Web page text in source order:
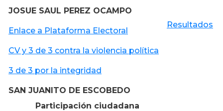
JOSUE SAUL PEREZ OCAMPO
Enlace a Plataforma Electoral
CV y 3 de 3 contra la violencia política
3 de 3 por la integridad
Resultados
SAN JUANITO DE ESCOBEDO
Participación ciudadana